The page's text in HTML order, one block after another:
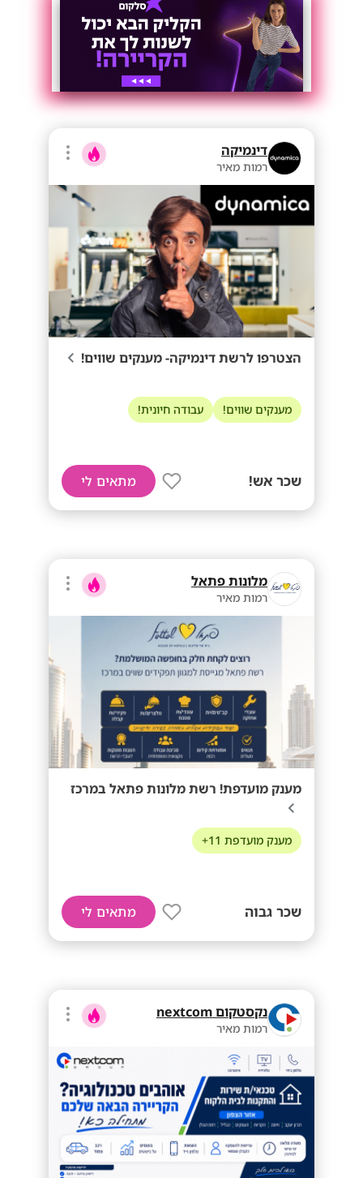
דינמיקה
רמות מאיר
הצטרפו לרשת דינמיקה- מענקים שווים!
מענקים שווים! עבודה חיונית!
שכר אש! מתאים לי
מלונות פתאל
רמות מאיר
מענק מועדפת! רשת מלונות פתאל במרכז
מענק מועדפת 11+
שכר גבוה מתאים לי
נקסטקום nextcom
רמות מאיר